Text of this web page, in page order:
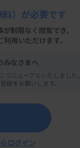
料）が必要です
制限なく閲覧でき、
用いただけます。
みなさまへ
リニューアルいたしました。
録をお願いします。
ログイン